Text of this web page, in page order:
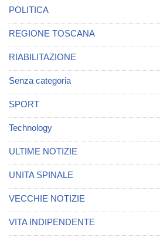
POLITICA
REGIONE TOSCANA
RIABILITAZIONE
Senza categoria
SPORT
Technology
ULTIME NOTIZIE
UNITA SPINALE
VECCHIE NOTIZIE
VITA INDIPENDENTE